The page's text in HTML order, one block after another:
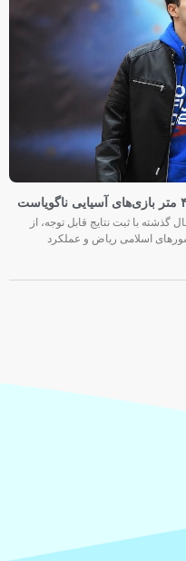
با ثبت نتایج قابل توجه، از
اسلامی ریاض و عملکرد